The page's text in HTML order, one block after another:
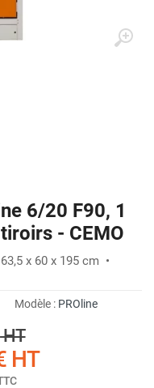
6/20 F90, 1
- CEMO
x 60 x 195 cm •
Modèle : PROline
HT
HT